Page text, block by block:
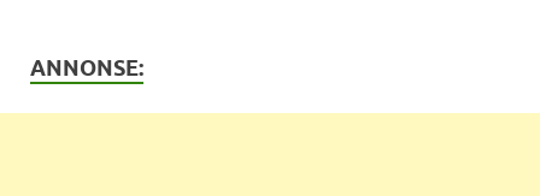
ANNONSE: